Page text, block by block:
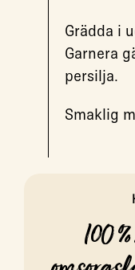
Grädda i
Garnera
persilja.
Smaklig
100